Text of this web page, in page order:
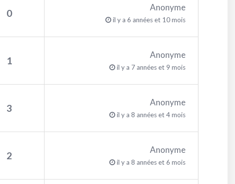
0
Anonyme
il y a 6 années et 10 mois
1
Anonyme
il y a 7 années et 9 mois
3
Anonyme
il y a 8 années et 4 mois
2
Anonyme
il y a 8 années et 6 mois